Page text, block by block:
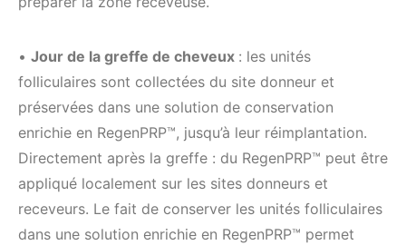
• Jour de la greffe de cheveux : les unités
folliculaires sont collectées du site donneur et
préservées dans une solution de conservation
enrichie en RegenPRP™, jusqu’à leur réimplantation.
Directement après la greffe : du RegenPRP™ peut être
appliqué localement sur les sites donneurs et
receveurs. Le fait de conserver les unités folliculaires
dans une solution enrichie en RegenPRP™ permet